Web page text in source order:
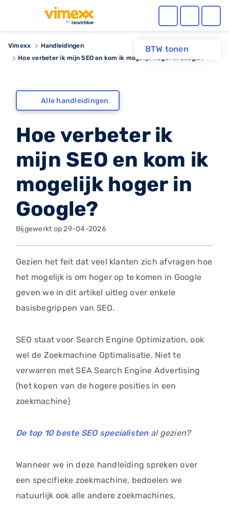
BTW tonen
Vimexx
Handleidingen
Hoe verbeter ik mijn SEO en kom ik mogelijk hoger in Google?
Alle handleidingen
Hoe verbeter ik
mijn SEO en kom ik
mogelijk hoger in
Google?
Bijgewerkt op 29-04-2026
Gezien het feit dat veel klanten zich afvragen hoe
het mogelijk is om hoger op te komen in Google
geven we in dit artikel uitleg over enkele
basisbegrippen van SEO.
SEO staat voor Search Engine Optimization, ook
wel de Zoekmachine Optimalisatie. Niet te
verwarren met SEA Search Engine Advertising
(het kopen van de hogere posities in een
zoekmachine)
De top 10 beste SEO specialistenal gezien?
Wanneer we in deze handleiding spreken over
een specifieke zoekmachine, bedoelen we
natuurlijk ook alle andere zoekmachines.